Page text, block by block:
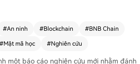
#An ninh #Blockchain #BNB Chain
#Mật mã học #Nghiên cứu
một báo cáo nghiên cứu mới nhằm đánh